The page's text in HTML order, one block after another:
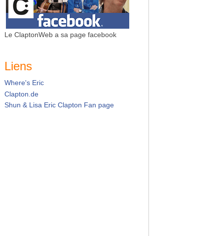
Le ClaptonWeb a sa page facebook
Liens
Where's Eric
Clapton.de
Shun & Lisa Eric Clapton Fan page